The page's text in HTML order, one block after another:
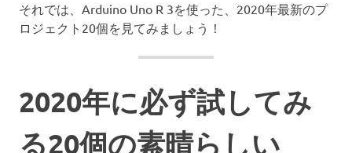
それでは、Arduino Uno R 3を使った、2020年最新のプ
ロジェクト20個を見てみましょう！
2020年に必ず試してみ
る20個の素晴らしい